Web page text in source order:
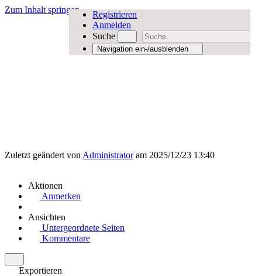
Zum Inhalt springen
Registrieren
Anmelden
Suche
Navigation ein-/ausblenden
Zuletzt geändert von Administratoram 2025/12/23 13:40
Aktionen
Anmerken
Ansichten
Untergeordnete Seiten
Kommentare
Exportieren